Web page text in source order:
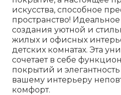
искусства, способное
пространство!
создания уютной и
жилых и офисных
детских комнатах. Эта
сочетает в себе
покрытий и
вашему интерьеру
комфорт.